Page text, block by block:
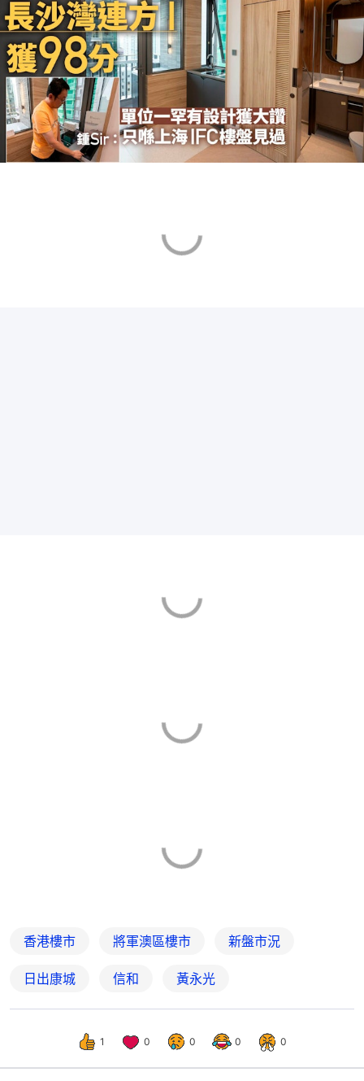
香港樓市 將軍澳區樓市 新盤市況
日出康城 信和 黃永光
1 0 0 0 0